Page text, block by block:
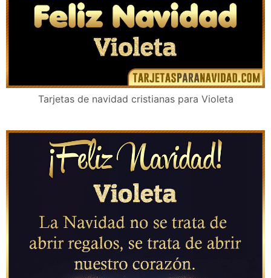
Tarjetas de navidad cristianas para Violeta